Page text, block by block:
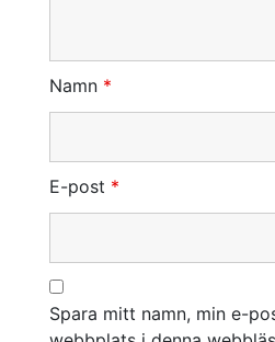
Namn *
E-post *
Spara mitt namn, min e-